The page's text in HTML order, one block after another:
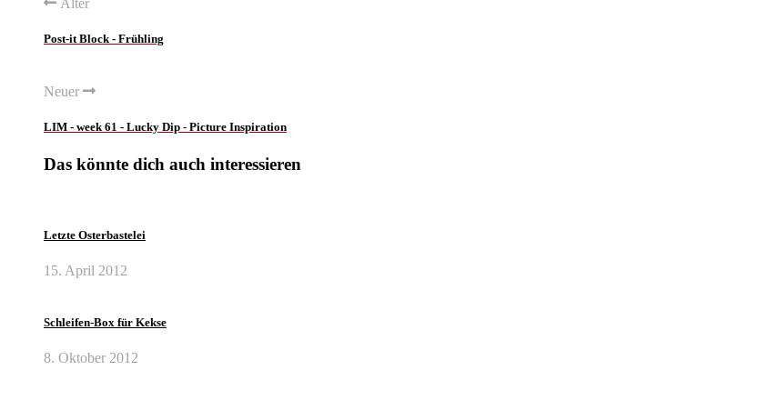
Älter
Post-it Block - Frühling
Neuer
LIM - week 61 - Lucky Dip - Picture Inspiration
Das könnte dich auch interessieren
Letzte Osterbastelei
15. April 2012
Schleifen-Box für Kekse
8. Oktober 2012